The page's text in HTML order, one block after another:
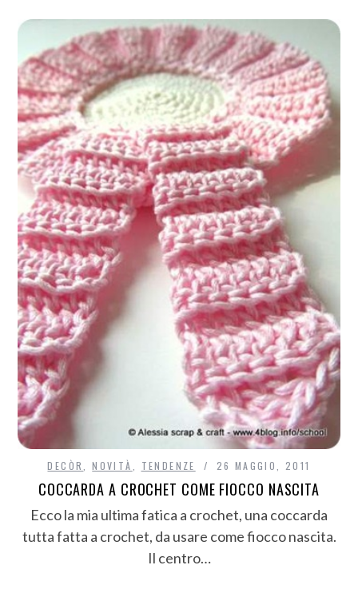
DECÒR ,NOVITÀ TENDENZE 26 MAGGIO, 2011
COCCARDA A CROCHET COME FIOCCO NASCITA
Ecco la mia ultima fatica a crochet, una coccarda
tutta fatta a crochet, da usare come fiocco nascita.
Il centro…